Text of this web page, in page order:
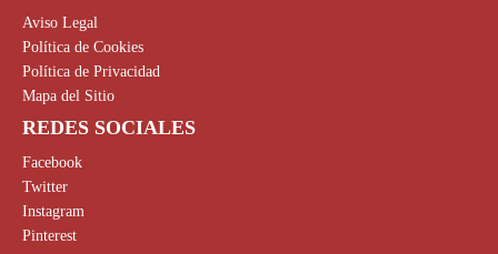
Aviso Legal
Política de Cookies
Política de Privacidad
Mapa del Sitio
REDES SOCIALES
Facebook
Twitter
Instagram
Pinterest